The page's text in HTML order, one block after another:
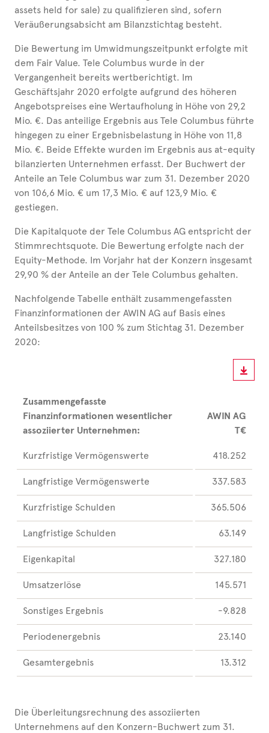
assets held for sale) zu qualifizieren sind, sofern
Veräußerungsabsicht am Bilanzstichtag besteht.
Die Bewertung im Umwidmungszeitpunkt erfolgte mit
dem Fair Value. Tele Columbus wurde in der
Vergangenheit bereits wertberichtigt. Im
Geschäftsjahr 2020 erfolgte aufgrund des höheren
Angebotspreises eine Wertaufholung in Höhe von 29,2
Mio. €. Das anteilige Ergebnis aus Tele Columbus führte
hingegen zu einer Ergebnisbelastung in Höhe von 11,8
Mio. €. Beide Effekte wurden im Ergebnis aus at-equity
bilanzierten Unternehmen erfasst. Der Buchwert der
Anteile an Tele Columbus war zum 31. Dezember 2020
von 106,6 Mio. € um 17,3 Mio. € auf 123,9 Mio. €
gestiegen.
Die Kapitalquote der Tele Columbus AG entspricht der
Stimmrechtsquote. Die Bewertung erfolgte nach der
Equity-Methode. Im Vorjahr hat der Konzern insgesamt
29,90 % der Anteile an der Tele Columbus gehalten.
Nachfolgende Tabelle enthält zusammengefassten
Finanzinformationen der AWIN AG auf Basis eines
Anteilsbesitzes von 100 % zum Stichtag 31. Dezember
2020:
Zusammengefasste
Finanzinformationen wesentlicher
assoziierter Unternehmen:
AWIN AG
T€
Kurzfristige Vermögenswerte 418.252
Langfristige Vermögenswerte 337.583
Kurzfristige Schulden 365.506
Langfristige Schulden 63.149
Eigenkapital 327.180
Umsatzerlöse 145.571
Sonstiges Ergebnis -9.828
Periodenergebnis 23.140
Gesamtergebnis 13.312
Die Überleitungsrechnung des assoziierten
Unternehmens auf den Konzern-Buchwert zum 31.